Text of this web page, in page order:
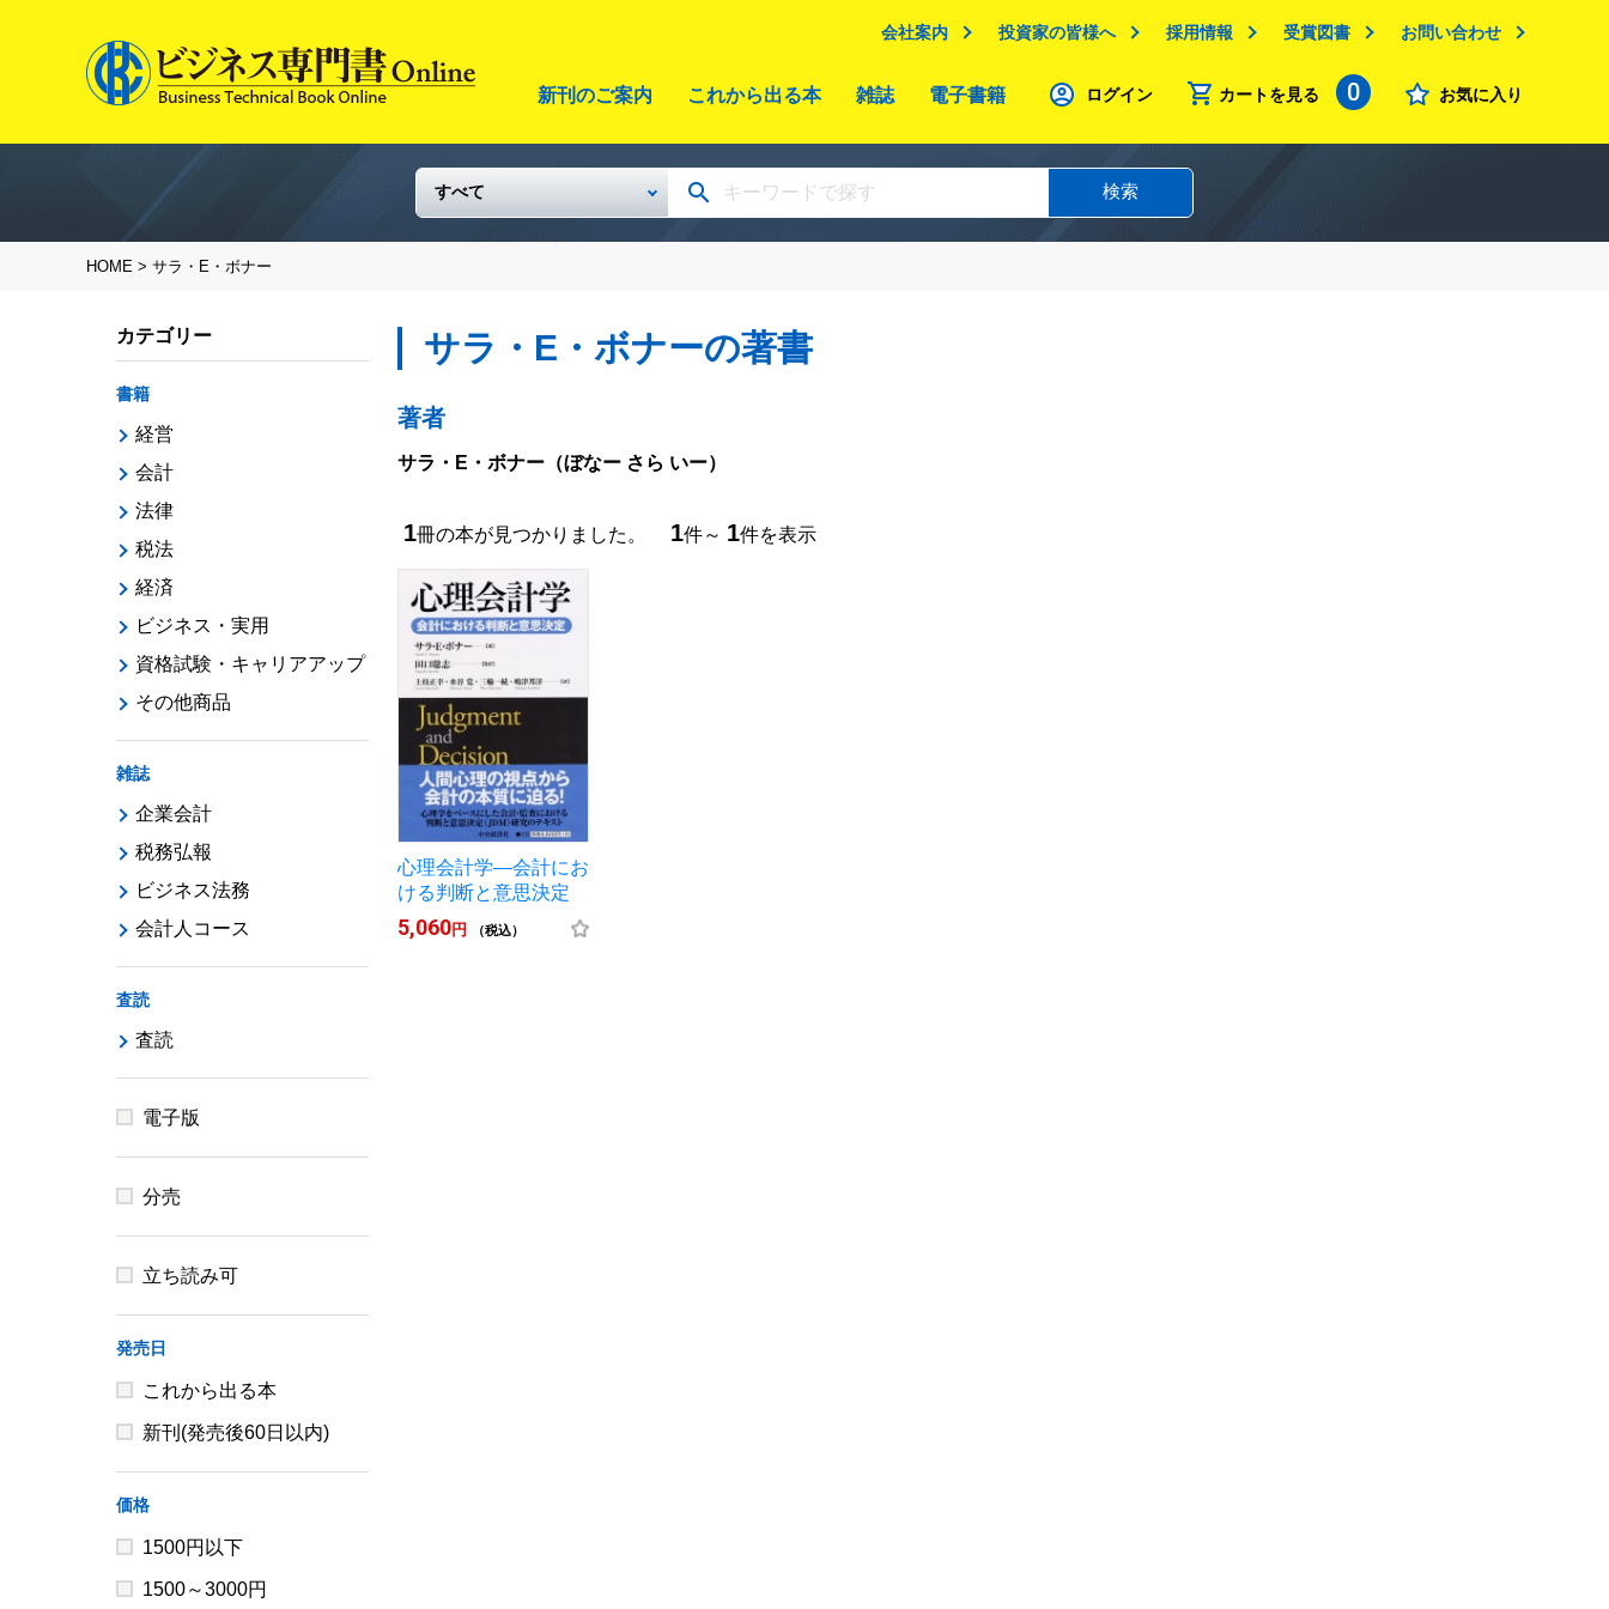
会社案内 投資家の皆様へ 採用情報 受賞図書 お問い合わせ
新刊のご案内 これから出る本 雑誌 電子書籍 ログイン カートを見る 0 お気に入り
検索
HOME > サラ・E・ボナー
サラ・E・ボナーの著書
著者
サラ・E・ボナー （ぼなー さら いー）
1冊の本が見つかりました。 1件～ 1件を表示
心理会計学―会計にお
ける判断と意思決定
5,060円 （税込）
カテゴリー
書籍
経営
会計
法律
税法
経済
ビジネス・実用
資格試験・キャリアアップ
その他商品
雑誌
企業会計
税務弘報
ビジネス法務
会計人コース
査読
査読
電子版
分売
立ち読み可
発売日
これから出る本
新刊(発売後60日以内)
価格
1500円以下
1500～3000円